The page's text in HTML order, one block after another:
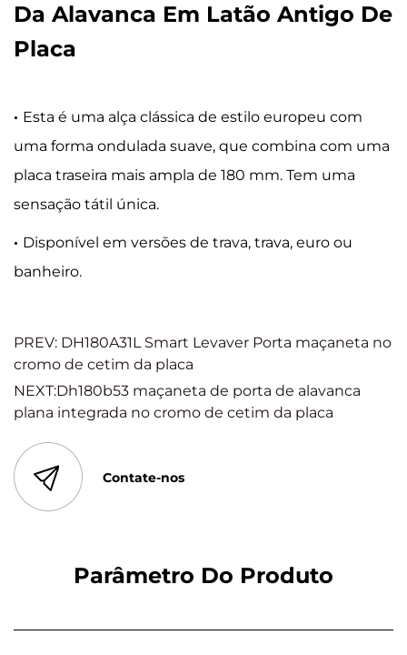
Da Alavanca Em Latão Antigo De
Placa
· Esta é uma alça clássica de estilo europeu com
uma forma ondulada suave, que combina com uma
placa traseira mais ampla de 180 mm. Tem uma
sensação tátil única.
· Disponível em versões de trava, trava, euro ou
banheiro.
PREV: DH180A31L Smart Levaver Porta maçaneta no
cromo de cetim da placa
NEXT:Dh180b53 maçaneta de porta de alavanca
plana integrada no cromo de cetim da placa
Contate-nos
Parâmetro Do Produto